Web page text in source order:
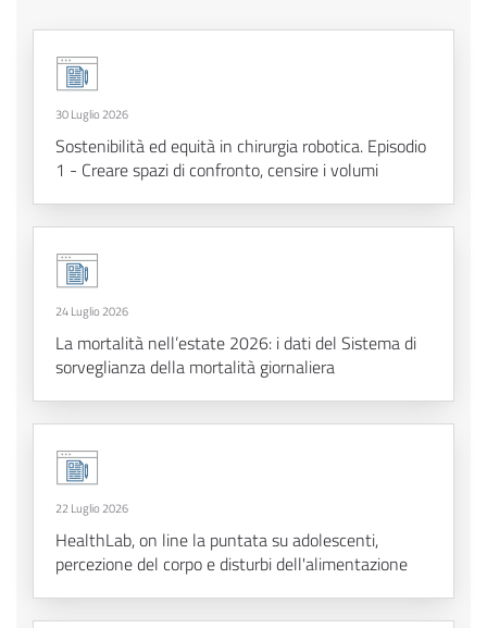
30 Luglio 2026
Sostenibilità ed equità in chirurgia robotica. Episodio
1 - Creare spazi di confronto, censire i volumi
24 Luglio 2026
La mortalità nell’estate 2026: i dati del Sistema di
sorveglianza della mortalità giornaliera
22 Luglio 2026
HealthLab, on line la puntata su adolescenti,
percezione del corpo e disturbi dell'alimentazione